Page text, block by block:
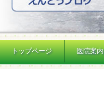
トップページ 医院案内